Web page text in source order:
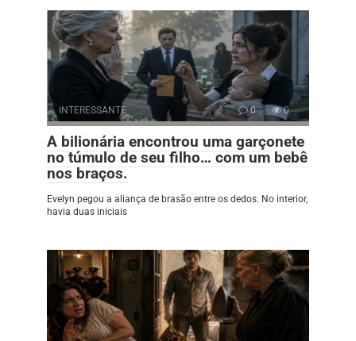
INTERESSANTE 0 0
A bilionária encontrou uma garçonete
no túmulo de seu filho… com um bebê
nos braços.
Evelyn pegou a aliança de brasão entre os dedos. No interior,
havia duas iniciais